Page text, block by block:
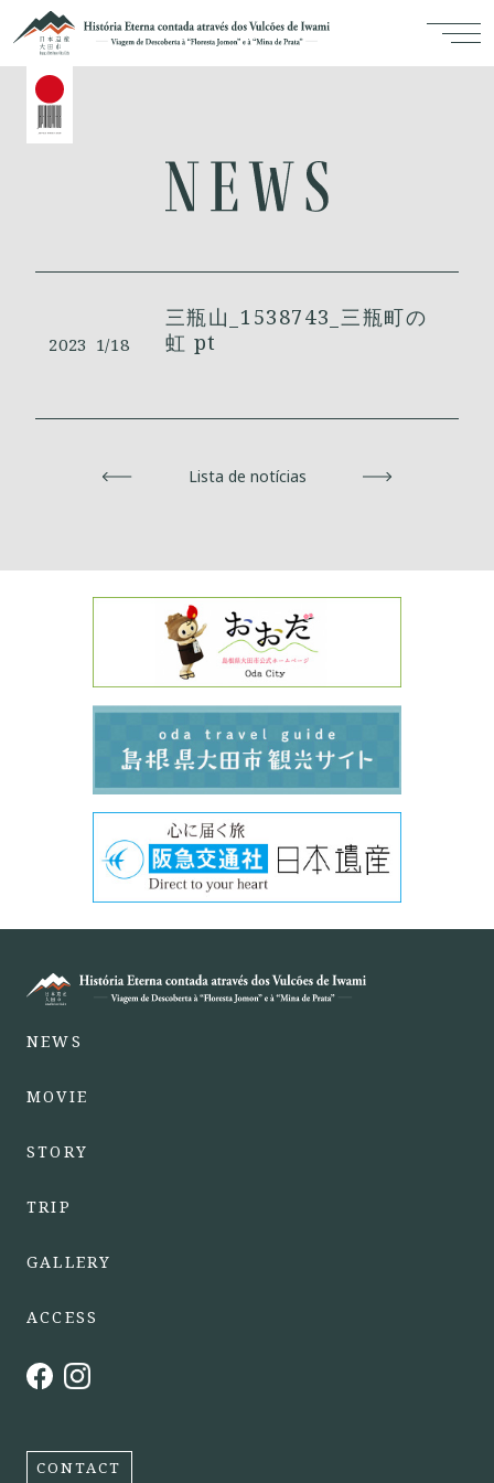
2023 1/18
三瓶山_1538743_三瓶町の
虹 pt
Lista de notícias
NEWS
MOVIE
STORY
TRIP
GALLERY
ACCESS
CONTACT